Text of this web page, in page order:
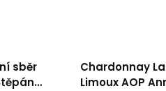
sběr
Chardonnay
Limoux AOP